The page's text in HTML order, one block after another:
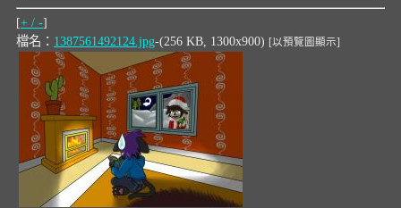
[+ / -]
檔名： 1387561492124.jpg-(256 KB, 1300x900) [以預覽圖顯示]